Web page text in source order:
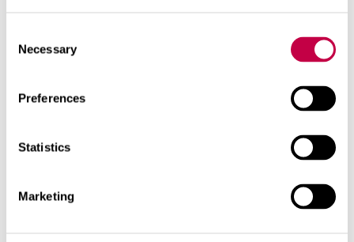
Selection
Necessary
Preferences
Statistics
Marketing
parendamine BIOLAN Baltic"
Baltic" eesmärk on parendada ettevõtte